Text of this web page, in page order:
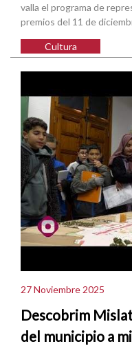
valla el programa de
premios del 11 de
Cultura
27 Noviembre 2025
Descobrim
del municipio a